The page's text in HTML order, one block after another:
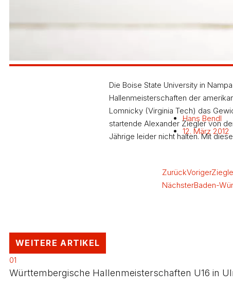
Die Boise State University in
Hallenmeisterschaften der
Lomnicky (Virginia Tech) das
startende Alexander Ziegler von
Jährige leider nicht halten. Mit
Hans Bendl
12. März 2012
ZurückVoriger
NächsterBaden-
WEITERE ARTIKEL
01
Württembergische Hallenmeisterschaften U16 in